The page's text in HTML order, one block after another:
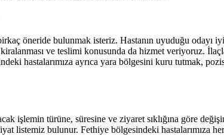
öneride bulunmak isteriz. Hastanın uyuduğu odayı
ve teslimi konusunda da hizmet veriyoruz.
hastalarımıza ayrıca yara bölgesini kuru tutmak,
işlemin türüne, süresine ve ziyaret sıklığına göre
listemiz bulunur. Fethiye bölgesindeki hastalarımıza